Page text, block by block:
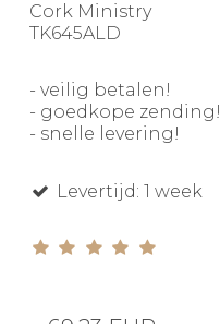
Cork Ministry
TK645ALD
- veilig betalen!
- goedkope zending!
- snelle levering!
Levertijd: 1 week